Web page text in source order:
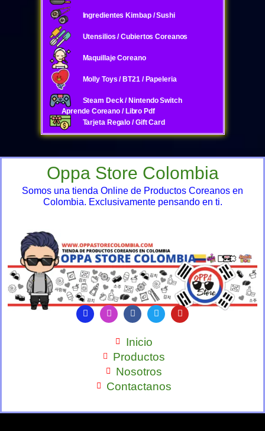
Ingredientes Kimbap / Sushi
Utensilios / Cubiertos Coreanos
Maquillaje Coreano
Molly Toys / BT21 / Papeleria
Steam Deck / Nintendo Switch
Aprende Coreano / Libro Pdf
Tarjeta Regalo / Gift Card
Oppa Store Colombia
Somos una tienda Online de Productos Coreanos en
Colombia. Exclusivamente pensando en ti.
Inicio
Productos
Nosotros
Contactanos